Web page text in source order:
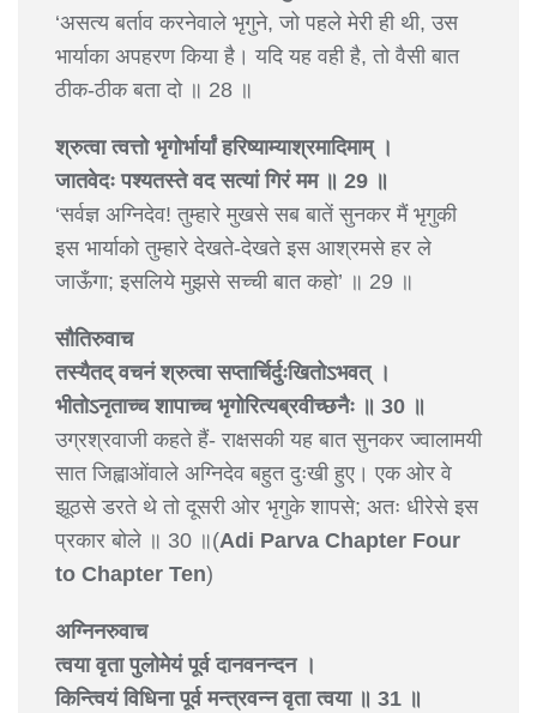
‘असत्य बर्ताव करनेवाले भृगुने, जो पहले मेरी ही थी, उस
भार्याका अपहरण किया है। यदि यह वही है, तो वैसी बात
ठीक-ठीक बता दो ॥ 28 ॥
श्रुत्वा त्वत्तो भृगोर्भार्यां हरिष्याम्याश्रमादिमाम् ।
जातवेदः पश्यतस्ते वद सत्यां गिरं मम ॥ 29 ॥
‘सर्वज्ञ अग्निदेव! तुम्हारे मुखसे सब बातें सुनकर मैं भृगुकी
इस भार्याको तुम्हारे देखते-देखते इस आश्रमसे हर ले
जाऊँगा; इसलिये मुझसे सच्ची बात कहो’ ॥ 29 ॥
सौतिरुवाच
तस्यैतद् वचनं श्रुत्वा सप्तार्चिर्दुःखितोऽभवत् ।
भीतोऽनृताच्च शापाच्च भृगोरित्यब्रवीच्छनैः ॥ 30 ॥
उग्रश्रवाजी कहते हैं- राक्षसकी यह बात सुनकर ज्वालामयी
सात जिह्वाओंवाले अग्निदेव बहुत दुःखी हुए। एक ओर वे
झूठसे डरते थे तो दूसरी ओर भृगुके शापसे; अतः धीरेसे इस
प्रकार बोले ॥ 30 ॥(Adi Parva Chapter Four
to Chapter Ten)
अग्निनरुवाच
त्वया वृता पुलोमेयं पूर्व दानवनन्दन ।
किन्त्वियं विधिना पूर्व मन्त्रवन्न वृता त्वया ॥ 31 ॥